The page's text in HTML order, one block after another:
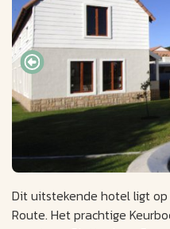
Dit uitstekende hotel ligt
Route. Het prachtige